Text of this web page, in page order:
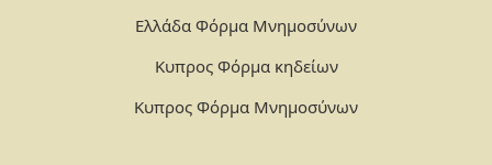
Ελλάδα Φόρμα Μνημοσύνων
Κυπρος Φόρμα κηδείων
Κυπρος Φόρμα Μνημοσύνων